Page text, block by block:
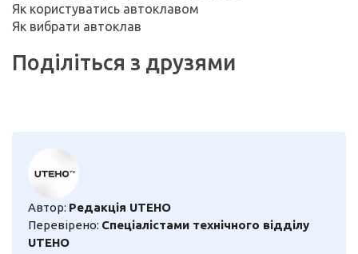
Як користуватись автоклавом
Як вибрати автоклав
Поділіться з друзями
Автор: Редакція UTEHO
Перевірено: Спеціалістами технічного відділу
UTEHO